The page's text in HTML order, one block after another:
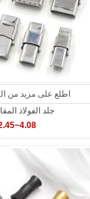
اطلع على مزيد من
جلد الفولاذ